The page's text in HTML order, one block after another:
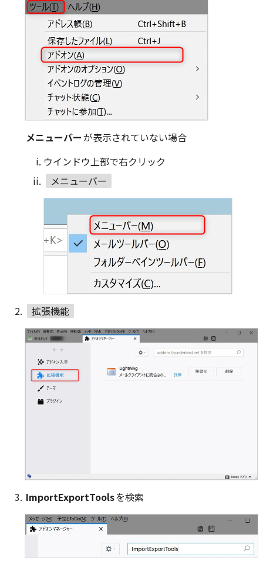
メニューバーが表示されていない場合
ウインドウ上部で右クリック
メニューバー
拡張機能
ImportExportToolsを検索